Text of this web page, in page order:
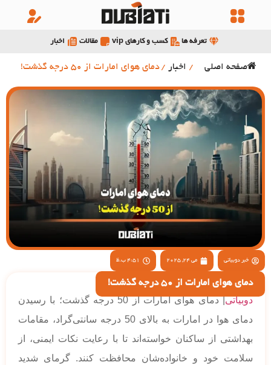
تعرفه ها کسب و کارهای vip مقالات اخبار
صفحه اصلی / اخبار /دمای هوای امارات از 50 درجه گذشت!
خبر دوبیاتی می 24, 2025 4:51 ب.ظ
دمای هوای امارات از 50 درجه گذشت!
دوبیاتی
| دمای هوای امارات از 50 درجه گذشت؛ با رسیدن
دمای هوا در امارات به بالای 50 درجه سانتی‌گراد، مقامات
بهداشتی از ساکنان خواسته‌اند تا با رعایت نکات ایمنی، از
سلامت خود و خانواده‌شان محافظت کنند. گرمای شدید